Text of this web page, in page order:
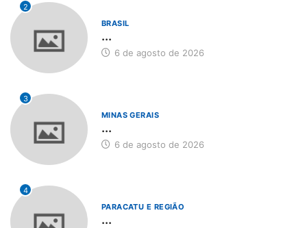
2
BRASIL
...
6 de agosto de 2026
3
MINAS GERAIS
...
6 de agosto de 2026
4
PARACATU E REGIÃO
...